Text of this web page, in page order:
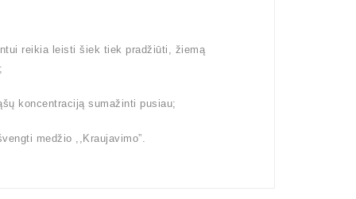
reikia leisti šiek tiek pradžiūti, žiemą
koncentraciją sumažinti pusiau;
medžio ,,Kraujavimo”.